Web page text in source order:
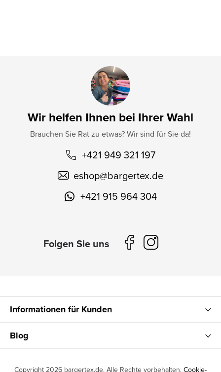
Wir helfen Ihnen bei Ihrer Wahl
Brauchen Sie Rat zu etwas? Wir sind für Sie da!
+421 949 321 197
eshop@bargertex.de
+421 915 964 304
Informationen für Kunden
Blog
Copyright 2026 bargertex.de. Alle Rechte vorbehalten. Cookie-